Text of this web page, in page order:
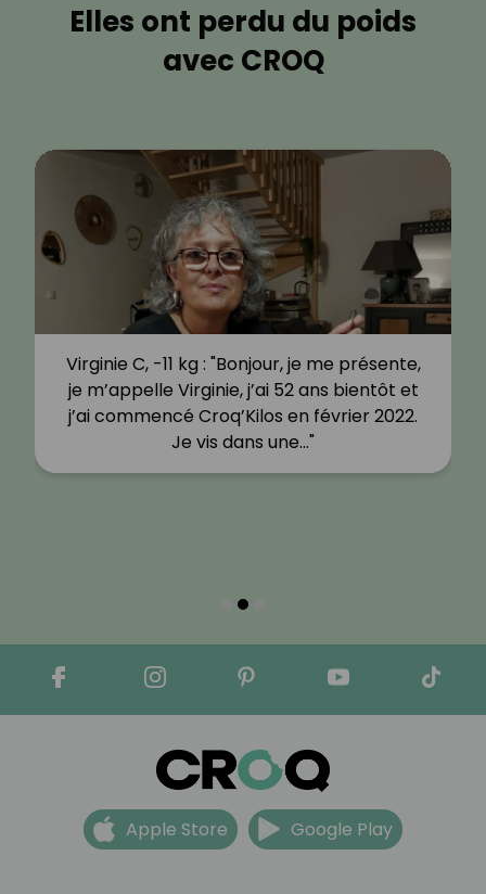
Elles ont perdu du poids
avec CROQ
Virginie C, -11 kg : "Bonjour, je me présente,
je m’appelle Virginie, j’ai 52 ans bientôt et
j’ai commencé Croq’Kilos en février 2022.
Je vis dans une…"
Apple Store Google Play